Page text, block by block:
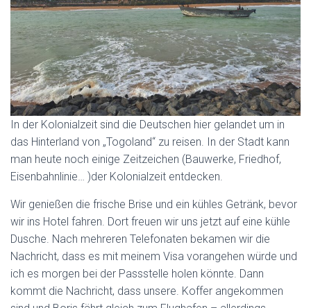
In der Kolonialzeit sind die Deutschen hier gelandet um in
das Hinterland von „Togoland“ zu reisen. In der Stadt kann
man heute noch einige Zeitzeichen (Bauwerke, Friedhof,
Eisenbahnlinie… )der Kolonialzeit entdecken.
Wir genießen die frische Brise und ein kühles Getränk, bevor
wir ins Hotel fahren. Dort freuen wir uns jetzt auf eine kühle
Dusche. Nach mehreren Telefonaten bekamen wir die
Nachricht, dass es mit meinem Visa vorangehen würde und
ich es morgen bei der Passstelle holen könnte. Dann
kommt die Nachricht, dass unsere. Koffer angekommen